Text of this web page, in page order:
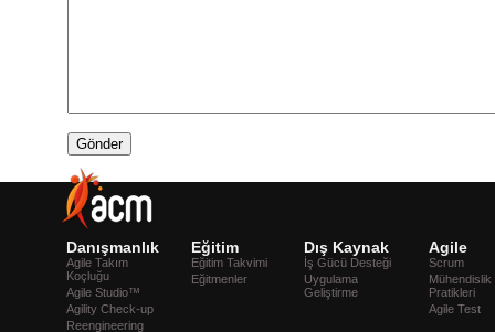
Danışmanlık
Agile Takım
Koçluğu
Agile Studio™
Agility Check-up
Reengineering
Eğitim
Eğitim Takvimi
Eğitmenler
Dış Kaynak
İş Gücü Desteği
Uygulama
Geliştirme
Agile
Scrum
Mühendislik
Pratikleri
Agile Test